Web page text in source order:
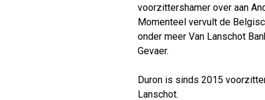
voorzittershamer over aan
Momenteel vervult de
onder meer Van Lanschot
Gevaer.
Duron is sinds 2015
Lanschot.